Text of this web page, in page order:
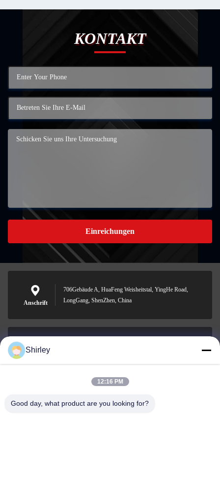
KONTAKT
Einreichungen
Anschrift
706Gebäude A, HuaFeng Weisheitstal, YingHe Road,
LongGang, ShenZhen, China
E-Mail-Adresse
0086-18148506772
Shirley
12:16 PM
Good day, what product are you looking for?